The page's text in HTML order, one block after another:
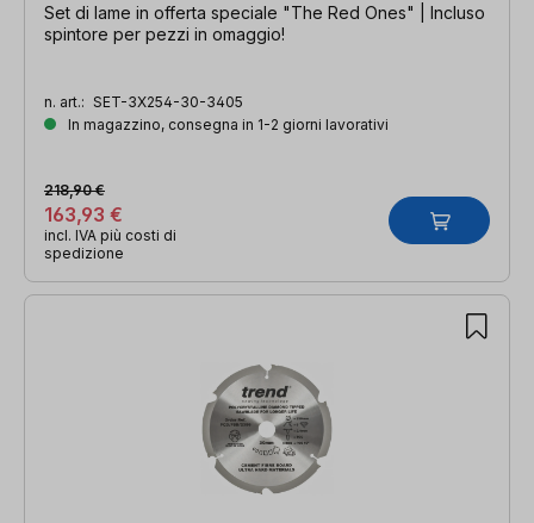
Set di lame in offerta speciale "The Red Ones" | Incluso
spintore per pezzi in omaggio!
n. art.: SET-3X254-30-3405
In magazzino, consegna in 1-2 giorni lavorativi
163,93 €
218,90 €
incl. IVA più costi di
spedizione